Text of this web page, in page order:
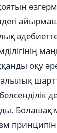
оқу
Болашақ
принципін